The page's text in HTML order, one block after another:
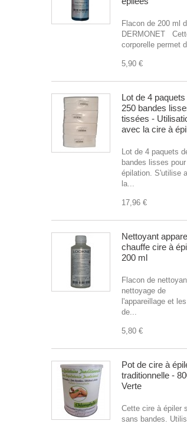
Flacon de 200 ml
DERMONET
corporelle permet
5,90 €
Lot de 4 paquets
250 bandes
tissées -
avec la cire à
Lot de 4 paquets
bandes lisses pour
épilation. S'utilise
la...
17,96 €
Nettoyant
chauffe cire à
200 ml
Flacon de
nettoyage de
l'appareillage et
de...
5,80 €
Pot de cire à
traditionnelle -
Verte
Cette cire à épiler
sans bandes.